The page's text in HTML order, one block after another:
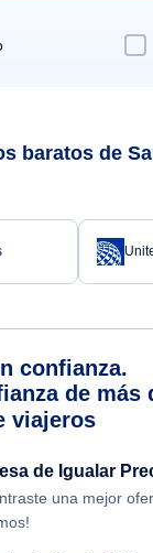
baratos de
confianza.
de más
viajeros
de Igualar
una mejor